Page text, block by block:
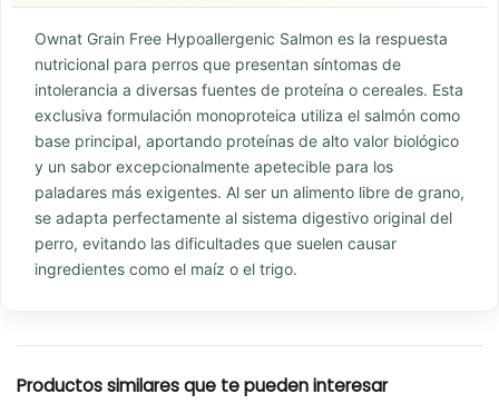
Ownat Grain Free Hypoallergenic Salmon es la respuesta
nutricional para perros que presentan síntomas de
intolerancia a diversas fuentes de proteína o cereales. Esta
exclusiva formulación monoproteica utiliza el salmón como
base principal, aportando proteínas de alto valor biológico
y un sabor excepcionalmente apetecible para los
paladares más exigentes. Al ser un alimento libre de grano,
se adapta perfectamente al sistema digestivo original del
perro, evitando las dificultades que suelen causar
ingredientes como el maíz o el trigo.
Productos similares que te pueden interesar